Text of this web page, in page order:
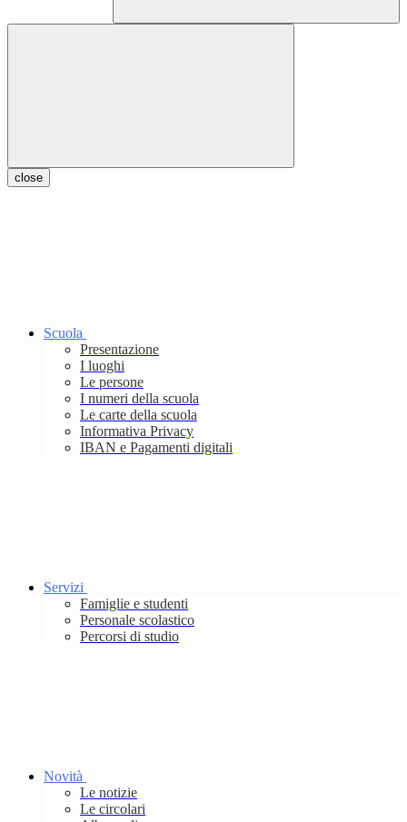
close
Scuola
Presentazione
I luoghi
Le persone
I numeri della scuola
Le carte della scuola
Informativa Privacy
IBAN e Pagamenti digitali
Servizi
Famiglie e studenti
Personale scolastico
Percorsi di studio
Novità
Le notizie
Le circolari